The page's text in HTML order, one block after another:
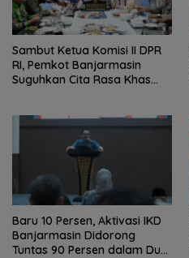
Sambut Ketua Komisi II DPR
RI, Pemkot Banjarmasin
Suguhkan Cita Rasa Khas
Baru 10 Persen, Aktivasi IKD
Banjarmasin Didorong
Tuntas 90 Persen dalam Dua